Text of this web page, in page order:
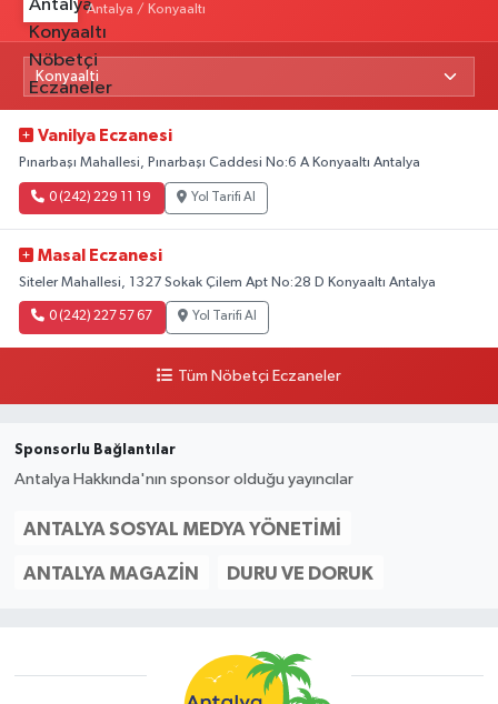
Antalya / Konyaaltı
Vanilya Eczanesi
Pınarbaşı Mahallesi, Pınarbaşı Caddesi No:6 A Konyaaltı Antalya
0 (242) 229 11 19 Yol Tarifi Al
Masal Eczanesi
Siteler Mahallesi, 1327 Sokak Çilem Apt No:28 D Konyaaltı Antalya
0 (242) 227 57 67 Yol Tarifi Al
Tüm Nöbetçi Eczaneler
Sponsorlu Bağlantılar
Antalya Hakkında'nın sponsor olduğu yayıncılar
ANTALYA SOSYAL MEDYA YÖNETIMI
ANTALYA MAGAZIN DURU VE DORUK